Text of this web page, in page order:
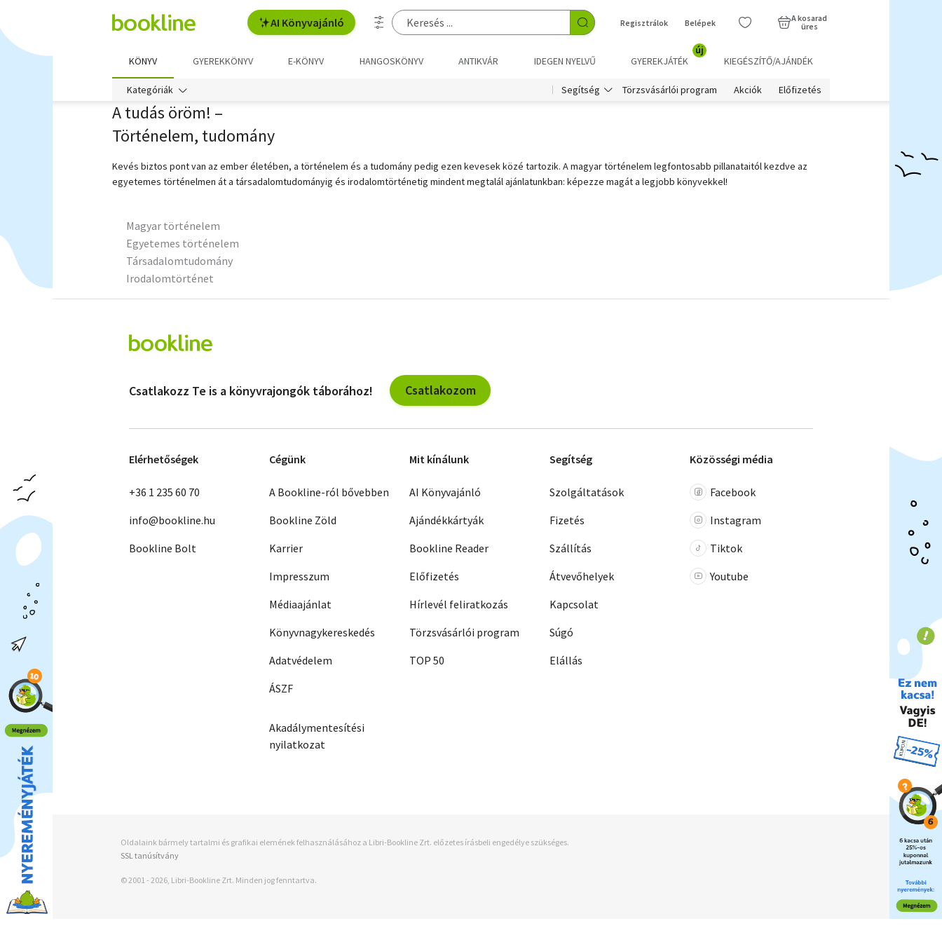
AI Könyvajánló Regisztrálok Belépek
A kosarad
üres
KÖNYV GYEREKKÖNYV E-KÖNYV HANGOSKÖNYV ANTIKVÁR IDEGEN NYELVŰ GYEREKJÁTÉK
új
KIEGÉSZÍTŐ/AJÁNDÉK
Kategóriák Segítség Törzsvásárlói program Akciók Előfizetés
A tudás öröm! –
Történelem, tudomány
Kevés biztos pont van az ember életében, a történelem és a tudomány pedig ezen kevesek közé tartozik. A magyar történelem legfontosabb pillanataitól kezdve az
egyetemes történelmen át a társadalomtudományig és irodalomtörténetig mindent megtalál ajánlatunkban: képezze magát a legjobb könyvekkel!
Magyar történelem
Egyetemes történelem
Társadalomtudomány
Irodalomtörténet
Csatlakozz Te is a könyvrajongók táborához! Csatlakozom
Elérhetőségek
+36 1 235 60 70
info@bookline.hu
Bookline Bolt
Cégünk
A Bookline-ról bővebben
Bookline Zöld
Karrier
Impresszum
Médiaajánlat
Könyvnagykereskedés
Adatvédelem
ÁSZF
Akadálymentesítési
nyilatkozat
Mit kínálunk
AI Könyvajánló
Ajándékkártyák
Bookline Reader
Előfizetés
Hírlevél feliratkozás
Törzsvásárlói program
TOP 50
Segítség
Szolgáltatások
Fizetés
Szállítás
Átvevőhelyek
Kapcsolat
Súgó
Elállás
Közösségi média
Facebook
Instagram
Tiktok
Youtube
Oldalaink bármely tartalmi és grafikai elemének felhasználásához a Libri-Bookline Zrt. előzetes írásbeli engedélye szükséges.
SSL tanúsítvány
© 2001 - 2026, Libri-Bookline Zrt. Minden jog fenntartva.